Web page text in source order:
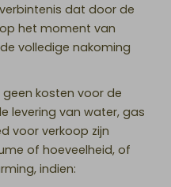
dat door de
het moment van
volledige nakoming
kosten voor de
levering van water, gas
voor verkoop zijn
of hoeveelheid, of
indien: